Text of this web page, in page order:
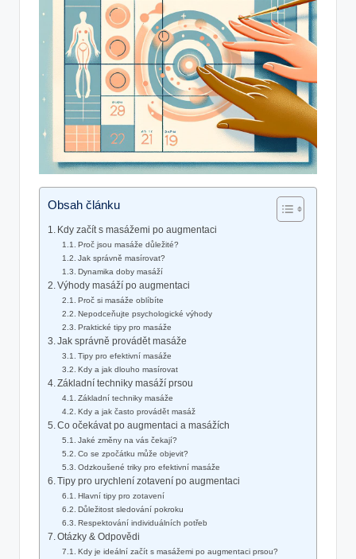
Obsah článku
Kdy začít s masážemi po augmentaci
Proč jsou masáže důležité?
Jak správně masírovat?
Dynamika doby masáží
Výhody masáží po augmentaci
Proč si masáže oblíbíte
Nepodceňujte psychologické výhody
Praktické tipy pro masáže
Jak správně provádět masáže
Tipy pro efektivní masáže
Kdy a jak dlouho masírovat
Základní techniky masáží prsou
Základní techniky masáže
Kdy a jak často provádět masáž
Co očekávat po augmentaci a masážích
Jaké změny na vás čekají?
Co se zpočátku může objevit?
Odzkoušené triky pro efektivní masáže
Tipy pro urychlení zotavení po augmentaci
Hlavní tipy pro zotavení
Důležitost sledování pokroku
Respektování individuálních potřeb
Otázky & Odpovědi
Kdy je ideální začít s masážemi po augmentaci prsou?